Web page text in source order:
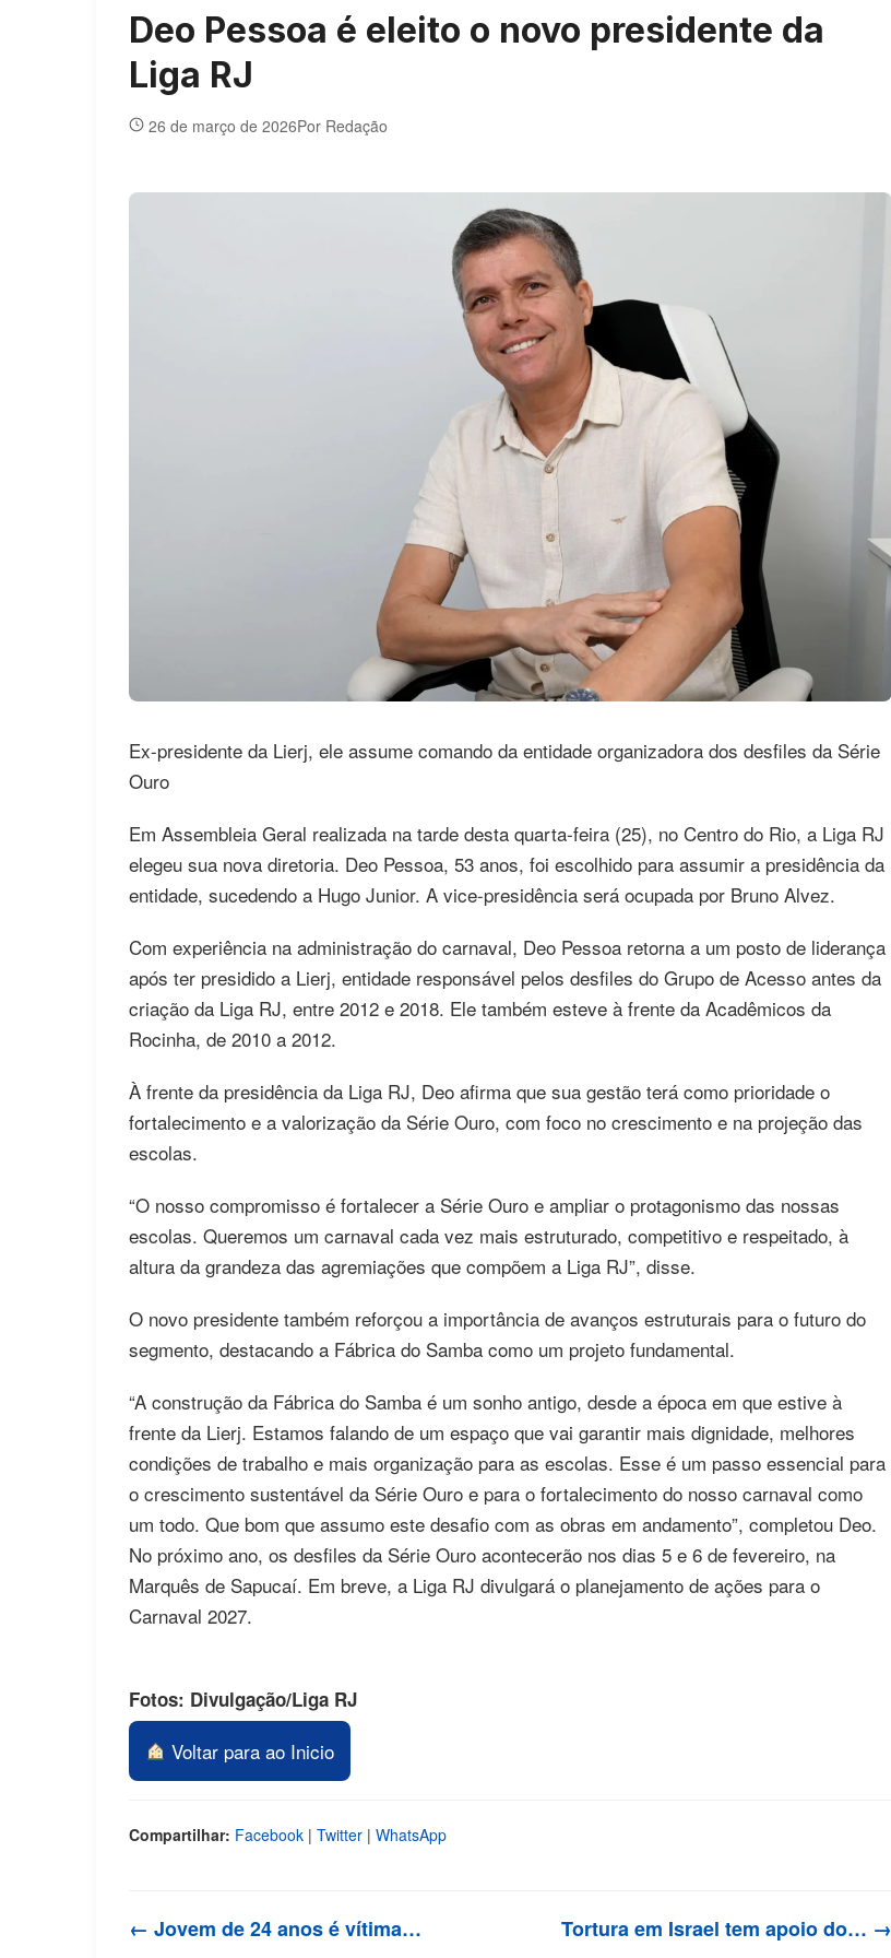
Deo Pessoa é eleito o novo presidente da
Liga RJ
26 de março de 2026Por Redação
Ex-presidente da Lierj, ele assume comando da entidade organizadora dos desfiles da Série
Ouro
Em Assembleia Geral realizada na tarde desta quarta-feira (25), no Centro do Rio, a Liga RJ
elegeu sua nova diretoria. Deo Pessoa, 53 anos, foi escolhido para assumir a presidência da
entidade, sucedendo a Hugo Junior. A vice-presidência será ocupada por Bruno Alvez.
Com experiência na administração do carnaval, Deo Pessoa retorna a um posto de liderança
após ter presidido a Lierj, entidade responsável pelos desfiles do Grupo de Acesso antes da
criação da Liga RJ, entre 2012 e 2018. Ele também esteve à frente da Acadêmicos da
Rocinha, de 2010 a 2012.
À frente da presidência da Liga RJ, Deo afirma que sua gestão terá como prioridade o
fortalecimento e a valorização da Série Ouro, com foco no crescimento e na projeção das
escolas.
“O nosso compromisso é fortalecer a Série Ouro e ampliar o protagonismo das nossas
escolas. Queremos um carnaval cada vez mais estruturado, competitivo e respeitado, à
altura da grandeza das agremiações que compõem a Liga RJ”, disse.
O novo presidente também reforçou a importância de avanços estruturais para o futuro do
segmento, destacando a Fábrica do Samba como um projeto fundamental.
“A construção da Fábrica do Samba é um sonho antigo, desde a época em que estive à
frente da Lierj. Estamos falando de um espaço que vai garantir mais dignidade, melhores
condições de trabalho e mais organização para as escolas. Esse é um passo essencial para
o crescimento sustentável da Série Ouro e para o fortalecimento do nosso carnaval como
um todo. Que bom que assumo este desafio com as obras em andamento”, completou Deo.
No próximo ano, os desfiles da Série Ouro acontecerão nos dias 5 e 6 de fevereiro, na
Marquês de Sapucaí. Em breve, a Liga RJ divulgará o planejamento de ações para o
Carnaval 2027.
Fotos: Divulgação/Liga RJ
Voltar para ao Inicio
Compartilhar: Facebook | Twitter | WhatsApp
← Jovem de 24 anos é vítima… Tortura em Israel tem apoio do… →